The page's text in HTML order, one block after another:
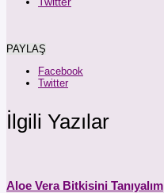
PAYLAŞ
Facebook
Twitter
İlgili Yazılar
Aloe Vera Bitkisini Tanıyalım